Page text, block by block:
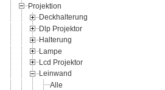
Projektion
Deckhalterung
Dlp Projektor
Halterung
Lampe
Lcd Projektor
Leinwand
Alle